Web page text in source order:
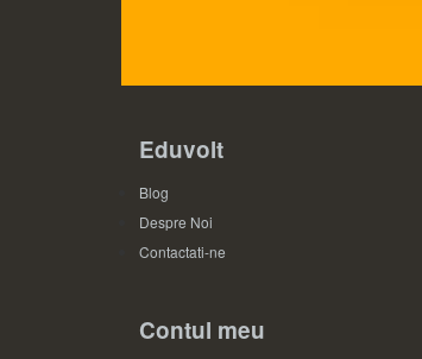
Eduvolt
Blog
Despre Noi
Contactati-ne
Contul meu